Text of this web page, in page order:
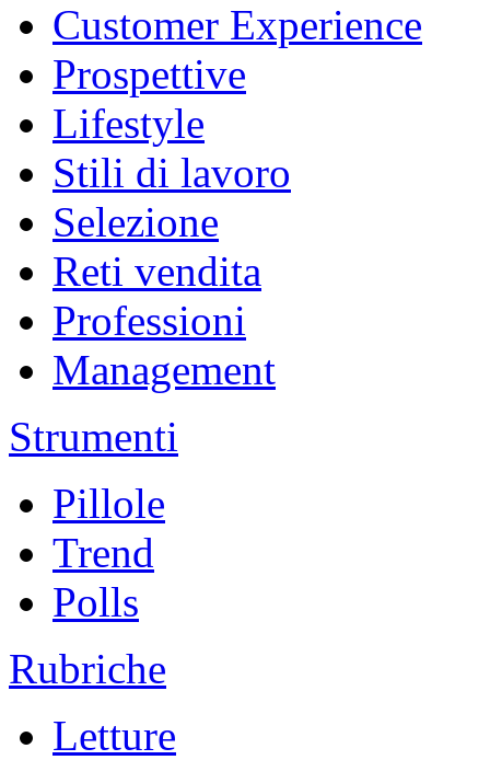
Customer Experience
Prospettive
Lifestyle
Stili di lavoro
Selezione
Reti vendita
Professioni
Management
Strumenti
Pillole
Trend
Polls
Rubriche
Letture